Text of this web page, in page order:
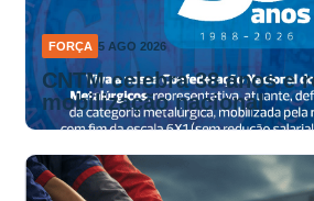
FORÇA 5 AGO 2026
CNTM celebra 38 anos e
mobilização nacional